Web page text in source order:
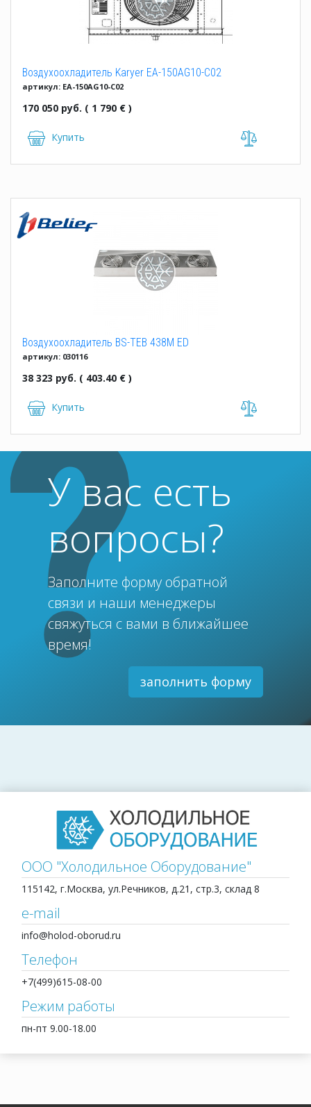
Воздухоохладитель Karyer EA-150AG10-C02
артикул: EA-150AG10-C02
170 050 руб. ( 1 790 € )
Купить
Воздухоохладитель BS-TEB 438M ED
артикул: 030116
38 323 руб. ( 403.40 € )
Купить
У вас есть
вопросы?
Заполните форму обратной
связи и наши менеджеры
свяжуться с вами в ближайшее
время!
заполнить форму
ООО "Холодильное Оборудование"
115142, г.Москва, ул.Речников, д.21, стр.3, склад 8
e-mail
info@holod-oborud.ru
Телефон
+7(499)615-08-00
Режим работы
пн-пт 9.00-18.00